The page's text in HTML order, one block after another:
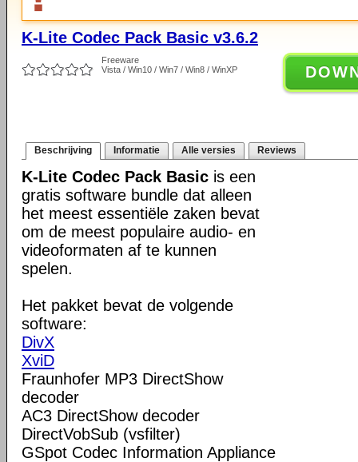
K-Lite Codec Pack Basic v3.6.2
Freeware
Vista / Win10 / Win7 / Win8 / WinXP
Beschrijving Informatie Alle versies Reviews
K-Lite Codec Pack Basic is een
gratis software bundle dat alleen
het meest essentiële zaken bevat
om de meest populaire audio- en
videoformaten af te kunnen
spelen.
Het pakket bevat de volgende
software:
DivX
XviD
Fraunhofer MP3 DirectShow
decoder
AC3 DirectShow decoder
DirectVobSub (vsfilter)
GSpot Codec Information Appliance